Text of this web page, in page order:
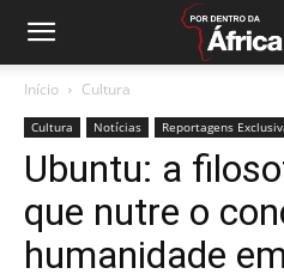
Início Cultura
Cultura Notícias Reportagens
Ubuntu: a
que nutre o
humanidade